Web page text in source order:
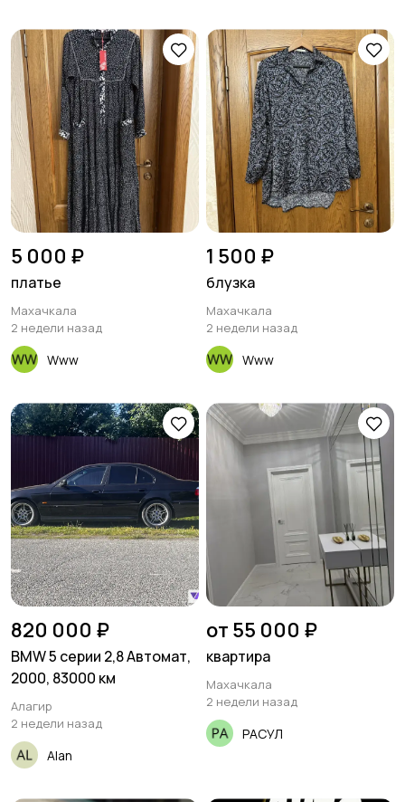
5 000 ₽
платье
Махачкала
2 недели назад
Www
1 500 ₽
блузка
Махачкала
2 недели назад
Www
820 000 ₽
BMW 5 серии 2,8 Автомат,
2000, 83000 км
Алагир
2 недели назад
Alan
от 55 000 ₽
квартира
Махачкала
2 недели назад
РАСУЛ